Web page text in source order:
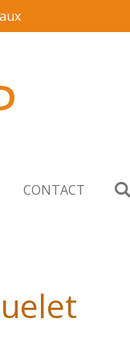
CONTACT